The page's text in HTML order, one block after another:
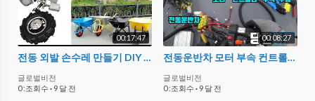
00:17:47
전동 외발 손수레 만들기 DIY 제작 농사용 맞춤 외발손수레 만들기 부속
글로벌비전
0 :조회수 · 9 달 전
00:08:27
전동운반차 모터 부속 컨트롤러 부품 전기
글로벌비전
0 :조회수 · 9 달 전